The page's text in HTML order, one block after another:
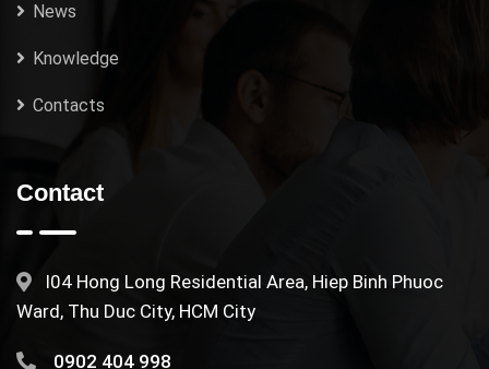
News
Knowledge
Contacts
Contact
I04 Hong Long Residential Area, Hiep Binh Phuoc
Ward, Thu Duc City, HCM City
0902 404 998